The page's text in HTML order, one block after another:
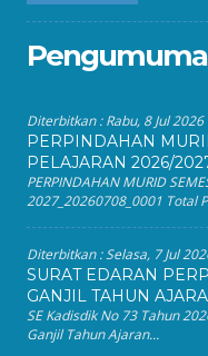
Diterbitkan :Rabu, 8 Jul 2026
PERPINDAHAN
PELAJARAN 2026/
PERPINDAHAN MURID
2027_20260708_0001 Total
Diterbitkan :Selasa, 7 Jul
SURAT EDARAN
GANJIL TAHUN
SE Kadisdik No 73 Tahun
Ganjil Tahun Ajaran...